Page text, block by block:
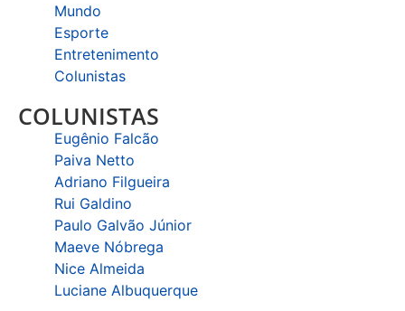
Mundo
Esporte
Entretenimento
Colunistas
COLUNISTAS
Eugênio Falcão
Paiva Netto
Adriano Filgueira
Rui Galdino
Paulo Galvão Júnior
Maeve Nóbrega
Nice Almeida
Luciane Albuquerque